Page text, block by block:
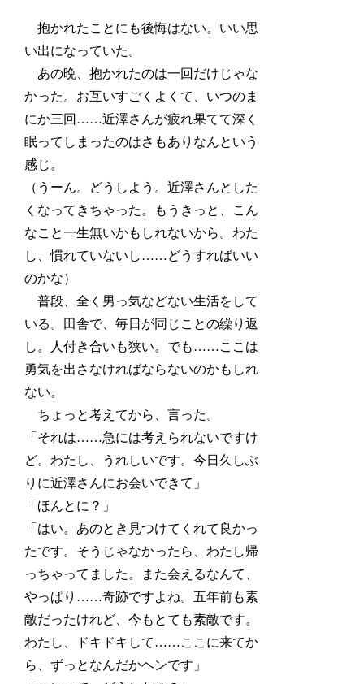
抱かれたことにも後悔はない。いい思
い出になっていた。
あの晩、抱かれたのは一回だけじゃな
かった。お互いすごくよくて、いつのま
にか三回……近澤さんが疲れ果てて深く
眠ってしまったのはさもありなんという
感じ。
（うーん。どうしよう。近澤さんとした
くなってきちゃった。もうきっと、こん
なこと一生無いかもしれないから。わた
し、慣れていないし……どうすればいい
のかな）
普段、全く男っ気などない生活をして
いる。田舎で、毎日が同じことの繰り返
し。人付き合いも狭い。でも……ここは
勇気を出さなければならないのかもしれ
ない。
ちょっと考えてから、言った。
「それは……急には考えられないですけ
ど。わたし、うれしいです。今日久しぶ
りに近澤さんにお会いできて」
「ほんとに？」
「はい。あのとき見つけてくれて良かっ
たです。そうじゃなかったら、わたし帰
っちゃってました。また会えるなんて、
やっぱり……奇跡ですよね。五年前も素
敵だったけれど、今もとても素敵です。
わたし、ドキドキして……ここに来てか
ら、ずっとなんだかヘンです」